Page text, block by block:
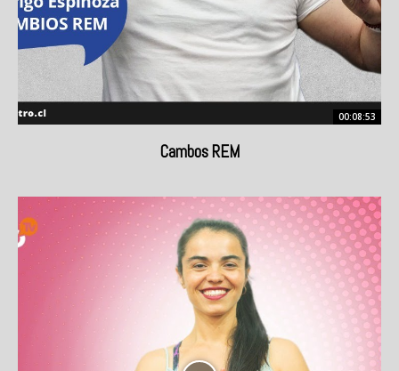
00:08:53
Cambos REM